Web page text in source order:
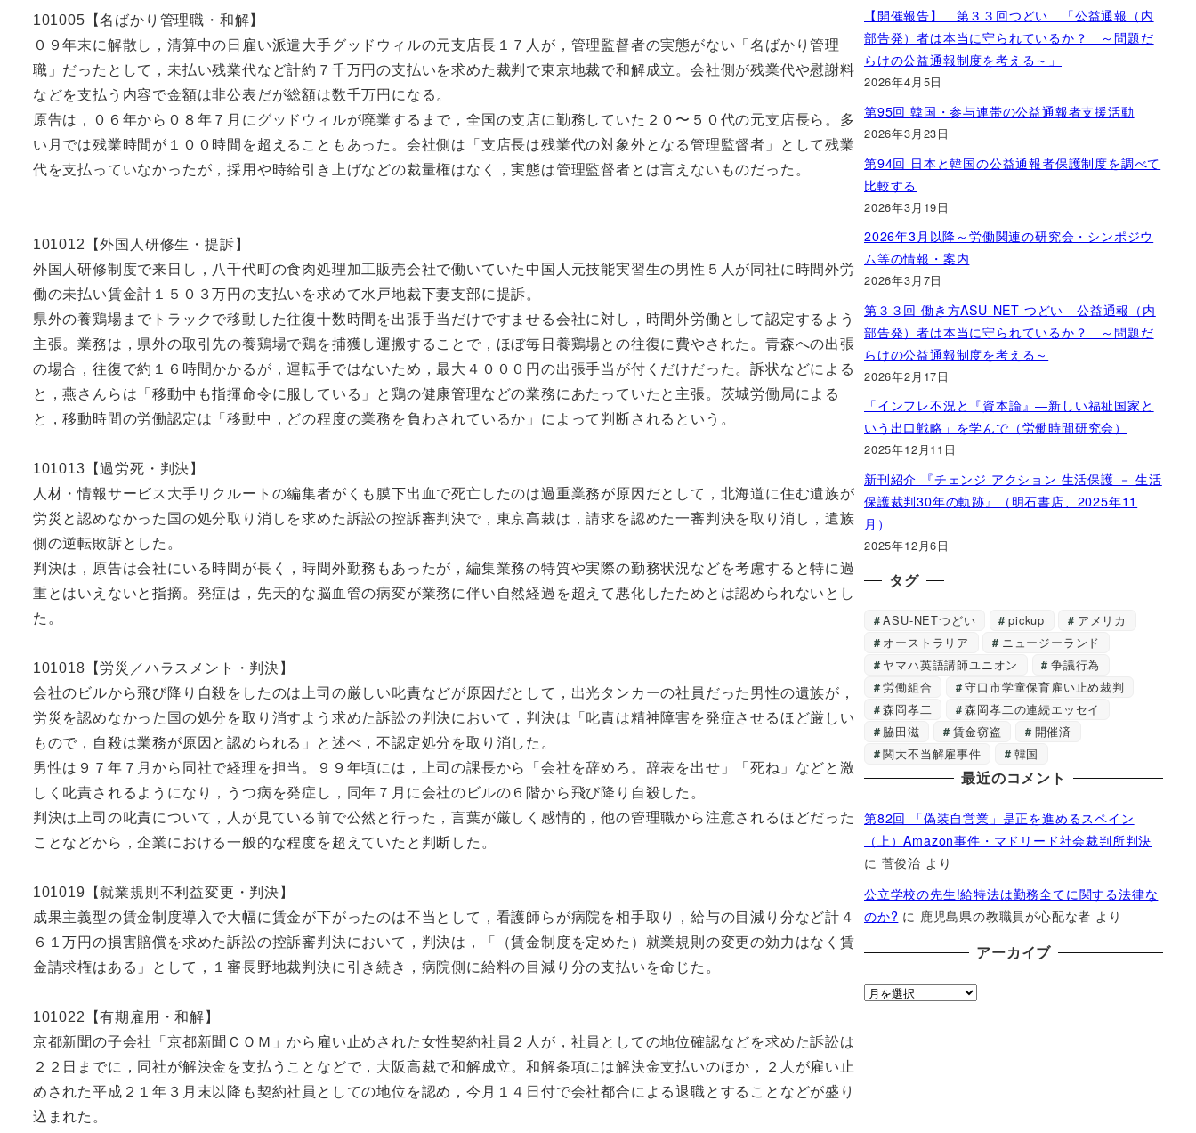
101005【名ばかり管理職・和解】
０９年末に解散し，清算中の日雇い派遣大手グッドウィルの元支店長１７人が，管理監督者の実態がない「名ばかり管理
職」だったとして，未払い残業代など計約７千万円の支払いを求めた裁判で東京地裁で和解成立。会社側が残業代や慰謝料
などを支払う内容で金額は非公表だが総額は数千万円になる。
原告は，０６年から０８年７月にグッドウィルが廃業するまで，全国の支店に勤務していた２０〜５０代の元支店長ら。多
い月では残業時間が１００時間を超えることもあった。会社側は「支店長は残業代の対象外となる管理監督者」として残業
代を支払っていなかったが，採用や時給引き上げなどの裁量権はなく，実態は管理監督者とは言えないものだった。
101012【外国人研修生・提訴】
外国人研修制度で来日し，八千代町の食肉処理加工販売会社で働いていた中国人元技能実習生の男性５人が同社に時間外労
働の未払い賃金計１５０３万円の支払いを求めて水戸地裁下妻支部に提訴。
県外の養鶏場までトラックで移動した往復十数時間を出張手当だけですませる会社に対し，時間外労働として認定するよう
主張。業務は，県外の取引先の養鶏場で鶏を捕獲し運搬することで，ほぼ毎日養鶏場との往復に費やされた。青森への出張
の場合，往復で約１６時間かかるが，運転手ではないため，最大４０００円の出張手当が付くだけだった。訴状などによる
と，燕さんらは「移動中も指揮命令に服している」と鶏の健康管理などの業務にあたっていたと主張。茨城労働局による
と，移動時間の労働認定は「移動中，どの程度の業務を負わされているか」によって判断されるという。
101013【過労死・判決】
人材・情報サービス大手リクルートの編集者がくも膜下出血で死亡したのは過重業務が原因だとして，北海道に住む遺族が
労災と認めなかった国の処分取り消しを求めた訴訟の控訴審判決で，東京高裁は，請求を認めた一審判決を取り消し，遺族
側の逆転敗訴とした。
判決は，原告は会社にいる時間が長く，時間外勤務もあったが，編集業務の特質や実際の勤務状況などを考慮すると特に過
重とはいえないと指摘。発症は，先天的な脳血管の病変が業務に伴い自然経過を超えて悪化したためとは認められないとし
た。
101018【労災／ハラスメント・判決】
会社のビルから飛び降り自殺をしたのは上司の厳しい叱責などが原因だとして，出光タンカーの社員だった男性の遺族が，
労災を認めなかった国の処分を取り消すよう求めた訴訟の判決において，判決は「叱責は精神障害を発症させるほど厳しい
もので，自殺は業務が原因と認められる」と述べ，不認定処分を取り消した。
男性は９７年７月から同社で経理を担当。９９年頃には，上司の課長から「会社を辞めろ。辞表を出せ」「死ね」などと激
しく叱責されるようになり，うつ病を発症し，同年７月に会社のビルの６階から飛び降り自殺した。
判決は上司の叱責について，人が見ている前で公然と行った，言葉が厳しく感情的，他の管理職から注意されるほどだった
ことなどから，企業における一般的な程度を超えていたと判断した。
101019【就業規則不利益変更・判決】
成果主義型の賃金制度導入で大幅に賃金が下がったのは不当として，看護師らが病院を相手取り，給与の目減り分など計４
６１万円の損害賠償を求めた訴訟の控訴審判決において，判決は，「（賃金制度を定めた）就業規則の変更の効力はなく賃
金請求権はある」として，１審長野地裁判決に引き続き，病院側に給料の目減り分の支払いを命じた。
101022【有期雇用・和解】
京都新聞の子会社「京都新聞ＣＯＭ」から雇い止めされた女性契約社員２人が，社員としての地位確認などを求めた訴訟は
２２日までに，同社が解決金を支払うことなどで，大阪高裁で和解成立。和解条項には解決金支払いのほか，２人が雇い止
めされた平成２１年３月末以降も契約社員としての地位を認め，今月１４日付で会社都合による退職とすることなどが盛り
込まれた。
【開催報告】 第３３回つどい 「公益通報（内
部告発）者は本当に守られているか？ ～問題だ
らけの公益通報制度を考える～」
2026年4月5日
第95回 韓国・参与連帯の公益通報者支援活動
2026年3月23日
第94回 日本と韓国の公益通報者保護制度を調べて
比較する
2026年3月19日
2026年3月以降～労働関連の研究会・シンポジウ
ム等の情報・案内
2026年3月7日
第３３回 働き方ASU-NET つどい 公益通報（内
部告発）者は本当に守られているか？ ～問題だ
らけの公益通報制度を考える～
2026年2月17日
「インフレ不況と『資本論』―新しい福祉国家と
いう出口戦略」を学んで（労働時間研究会）
2025年12月11日
新刊紹介 『チェンジ アクション 生活保護 － 生活
保護裁判30年の軌跡』（明石書店、2025年11
月）
2025年12月6日
タグ
ASU-NETつどい pickup
アメリカ
オーストラリア
ニュージーランド
ヤマハ英語講師ユニオン
争議行為
労働組合
守口市学童保育雇い止め裁判
森岡孝二
森岡孝二の連続エッセイ
脇田滋
賃金窃盗
開催済
関大不当解雇事件
韓国
最近のコメント
第82回 「偽装自営業」是正を進めるスペイン
（上）Amazon事件・マドリード社会裁判所判決
に 菅俊治 より
公立学校の先生!給特法は勤務全てに関する法律な
のか? に 鹿児島県の教職員が心配な者 より
アーカイブ
ア